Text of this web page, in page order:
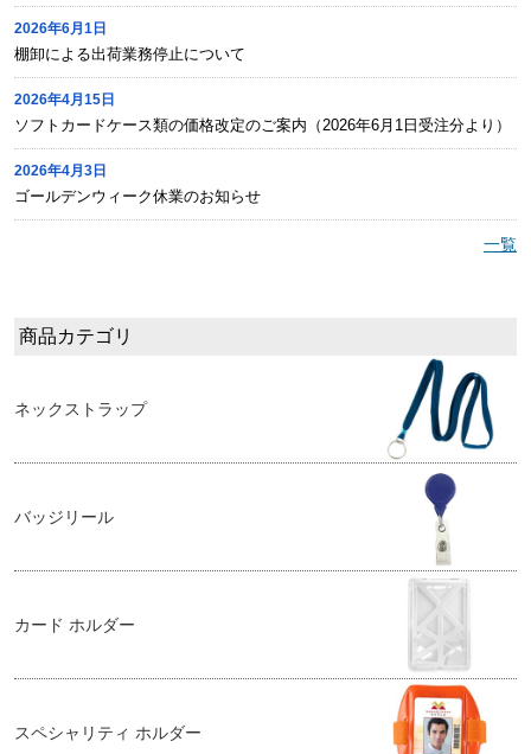
2026年6月1日
棚卸による出荷業務停止について
2026年4月15日
ソフトカードケース類の価格改定のご案内（2026年6月1日受注分より）
2026年4月3日
ゴールデンウィーク休業のお知らせ
一覧
商品カテゴリ
ネックストラップ
バッジリール
カード ホルダー
スペシャリティ ホルダー